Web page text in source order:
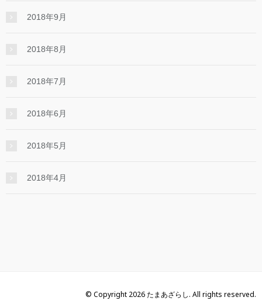
2018年9月
2018年8月
2018年7月
2018年6月
2018年5月
2018年4月
© Copyright 2026 たまあざらし. All rights reserved.